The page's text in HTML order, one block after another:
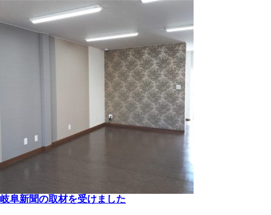
岐阜新聞の取材を受けました